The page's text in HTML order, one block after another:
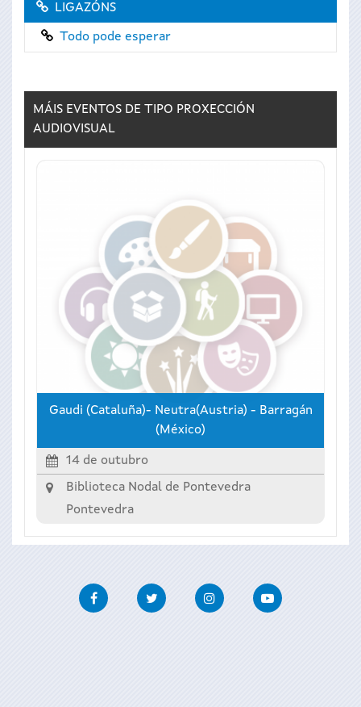
LIGAZÓNS
Todo pode esperar
MÁIS EVENTOS DE TIPO PROXECCIÓN
AUDIOVISUAL
Gaudi (Cataluña)- Neutra(Austria) - Barragán
(México)
14 de outubro
Biblioteca Nodal de Pontevedra
Pontevedra
FacebookTwitter InstagramYoutube